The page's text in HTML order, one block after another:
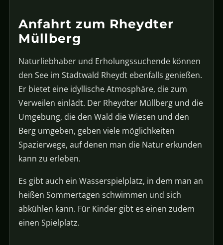
Anfahrt zum Rheydter
Müllberg
Naturliebhaber und Erholungssuchende können
den See im Stadtwald Rheydt ebenfalls genießen.
Er bietet eine idyllische Atmosphäre, die zum
Verweilen einlädt. Der Rheydter Müllberg und die
Umgebung, die den Wald die Wiesen und den
Berg umgeben, geben viele möglichkeiten
Spazierwege, auf denen man die Natur erkunden
kann zu erleben.
Es gibt auch ein Wasserspielplatz, in dem man an
heißen Sommertagen schwimmen und sich
abkühlen kann. Für Kinder gibt es einen zudem
einen Spielplatz.